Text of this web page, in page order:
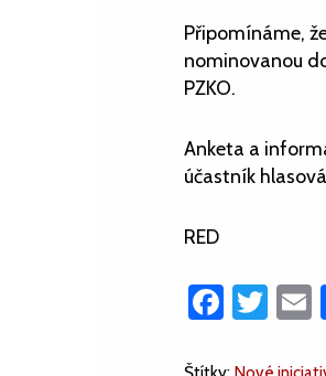
Připomínáme,
nominovanou
PZKO.
Anketa a
účastník
RED